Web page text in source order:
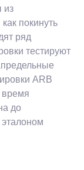
из
покинуть
ряд
тестируют
ARB
время
до